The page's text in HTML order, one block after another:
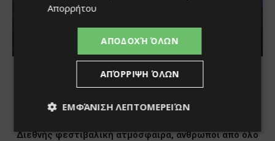
Απορρήτου
ΑΠΟΔΟΧΉ ΌΛΩΝ
ΑΠΌΡΡΙΨΗ ΌΛΩΝ
ΕΜΦΆΝΙΣΗ ΛΕΠΤΟΜΕΡΕΙΏΝ